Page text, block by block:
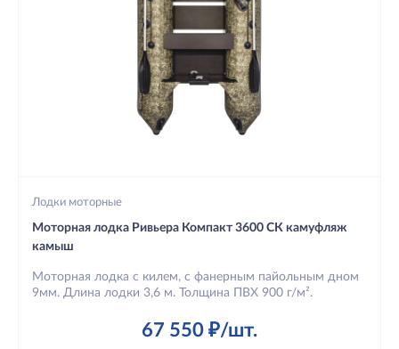
Лодки моторные
Моторная лодка Ривьера Компакт 3600 СК камуфляж
камыш
Моторная лодка с килем, с фанерным пайольным дном
9мм. Длина лодки 3,6 м. Толщина ПВХ 900 г/м².
67 550 ₽/шт.